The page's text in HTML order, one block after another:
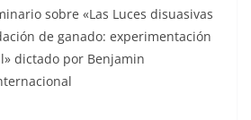
sobre «Las Luces disuasivas
de ganado: experimentación
dictado por Benjamin